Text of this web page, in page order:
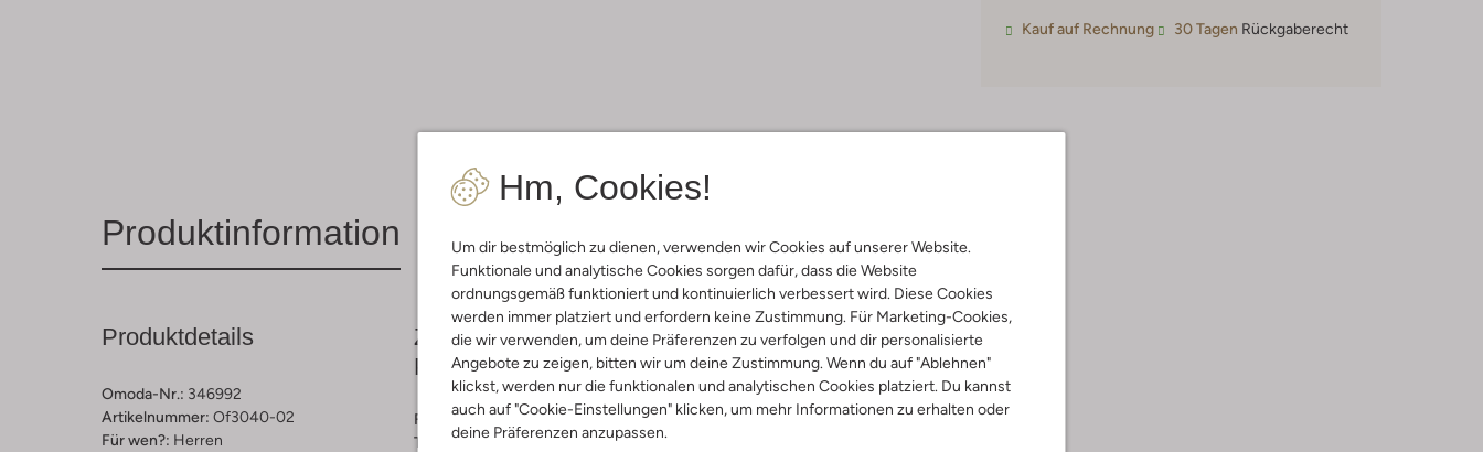
Hm, Cookies!
Um dir bestmöglich zu dienen, verwenden wir Cookies auf unserer Website.
Funktionale und analytische Cookies sorgen dafür, dass die Website
ordnungsgemäß funktioniert und kontinuierlich verbessert wird. Diese Cookies
werden immer platziert und erfordern keine Zustimmung. Für Marketing-Cookies,
die wir verwenden, um deine Präferenzen zu verfolgen und dir personalisierte
Angebote zu zeigen, bitten wir um deine Zustimmung. Wenn du auf "Ablehnen"
klickst, werden nur die funktionalen und analytischen Cookies platziert. Du kannst
auch auf "Cookie-Einstellungen" klicken, um mehr Informationen zu erhalten oder
deine Präferenzen anzupassen.
Kauf auf Rechnung 30 Tagen Rückgaberecht
Produktinformation Lieferung & Rückgabe
Produktdetails
Omoda-Nr.: 346992
Artikelnummer: Of3040-02
Für wen?: Herren
Zusammensetzung &
Passform
Farbe :Hellgrau
Trends: Classic Tailoring